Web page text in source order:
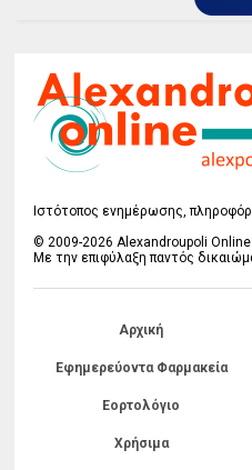
Ιστότοπος ενημέρωσης,
© 2009-2026 Alexandroupoli Online
Με την επιφύλαξη παντός
Αρχική
Εφημερεύοντα Φαρμακεία
Εορτολόγιο
Χρήσιμα